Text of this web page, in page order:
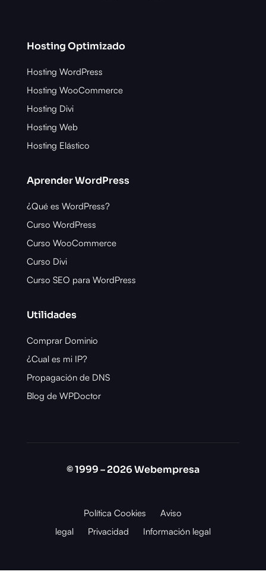
Hosting Optimizado
Hosting WordPress
Hosting WooCommerce
Hosting Divi
Hosting Web
Hosting Elástico
Aprender WordPress
¿Qué es WordPress?
Curso WordPress
Curso WooCommerce
Curso Divi
Curso SEO para WordPress
Utilidades
Comprar Dominio
¿Cual es mi IP?
Propagación de DNS
Blog de WPDoctor
© 1999 – 2026 Webempresa
Política Cookies
Aviso
legal
Privacidad Información legal